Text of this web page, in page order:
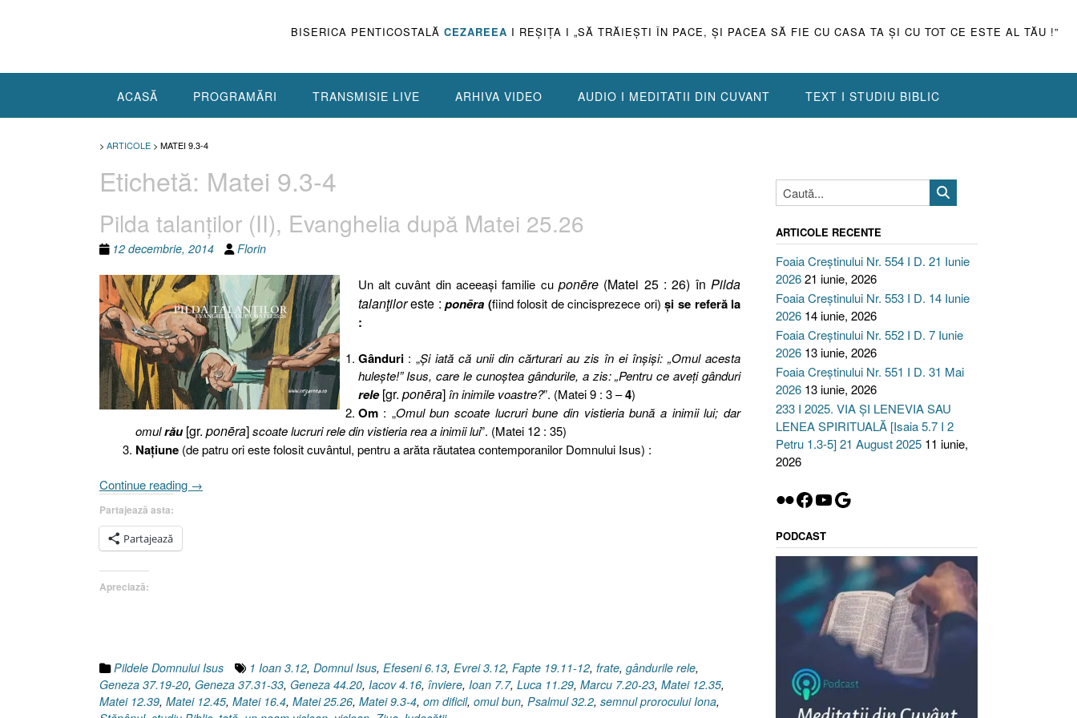
BISERICA PENTICOSTALĂ CEZAREEA I REŞIŢA I „SĂ TRĂIEŞTI ÎN PACE, ŞI PACEA SĂ FIE CU CASA TA ŞI CU TOT CE ESTE AL TĂU !”
ACASĂ PROGRAMĂRI TRANSMISIE LIVE ARHIVA VIDEO AUDIO I MEDITATII DIN CUVANT TEXT I STUDIU BIBLIC
> ARTICOLE > MATEI 9.3-4
Etichetă: Matei 9.3-4
Pilda talanţilor (II), Evanghelia după Matei 25.26
12 decembrie, 2014 Florin
Un alt cuvânt din aceeaşi familie cu ponēre (Matei 25 : 26) înPilda
talanţiloreste : ponēra (fiind folosit de cincisprezece ori) şi se referă la
:
Gânduri: „Şi iată că unii din cărturari au zis în ei înşişi: „Omul acesta
huleşte!” Isus, care le cunoştea gândurile, a zis: „Pentru ce aveţi gânduri
rele [gr. ponēra] în inimile voastre?”. (Matei 9 : 3 –4)
Om: „Omul bun scoate lucruri bune din vistieria bună a inimii lui; dar
omulrău [gr. ponēra]scoate lucruri rele din vistieria rea a inimii lui”. (Matei 12 : 35)
Naţiune (de patru ori este folosit cuvântul, pentru a arăta răutatea contemporanilor Domnului Isus) :
Continue reading „Pilda
→
Partajează asta:
Partajează
Apreciază:
Pildele Domnului Isus 1 Ioan 3.12, Domnul Isus, Efeseni 6.13, Evrei 3.12, Fapte 19.11-12, frate, gândurile rele,
Geneza 37.19-20, Geneza 37.31-33, Geneza 44.20, Iacov 4.16, înviere, Ioan 7.7, Luca 11.29, Marcu 7.20-23, Matei 12.35,
Matei 12.39, Matei 12.45, Matei 16.4, Matei 25.26, Matei 9.3-4, om dificil, omul bun, Psalmul 32.2, semnul prorocului Iona,
ARTICOLE RECENTE
Foaia Creștinului Nr. 554 I D. 21 Iunie
202621 iunie, 2026
Foaia Creștinului Nr. 553 I D. 14 Iunie
2026 14 iunie, 2026
Foaia Creștinului Nr. 552 I D. 7 Iunie
2026 13 iunie, 2026
Foaia Creștinului Nr. 551 I D. 31 Mai
2026 13 iunie, 2026
233 I 2025. VIA ȘI LENEVIA SAU
LENEA SPIRITUALĂ [Isaia 5.7 I 2
Petru 1.3-5] 21 August 2025 11 iunie,
2026
Flickr
Facebook
YouTube
Google
PODCAST